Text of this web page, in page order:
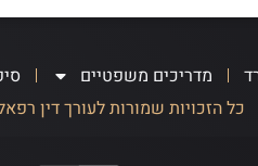
מדריכים משפטיים
כל הזכויות שמורות לעורך דין רפאל